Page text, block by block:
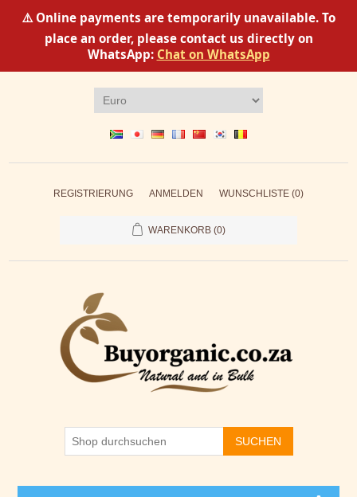
⚠️ Online payments are temporarily unavailable. To
place an order, please contact us directly on
WhatsApp: Chat on WhatsApp
REGISTRIERUNG ANMELDEN WUNSCHLISTE (0)
WARENKORB (0)
SUCHEN